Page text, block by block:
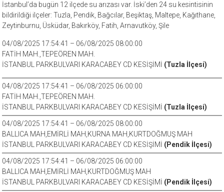
İstanbul’da bugün 12 ilçede su arızası var. İski’den 24 su kesintisinin
bildirildiği ilçeler: Tuzla, Pendik, Bağcılar, Beşiktaş, Maltepe, Kağıthane,
Zeytinburnu, Üsküdar, Bakırköy, Fatih, Arnavutköy, Şile
04/08/2025 17:54:41 – 06/08/2025 08:00:00
FATİH MAH.,TEPEÖREN MAH.
İSTANBUL PARKBULVARI KARACABEY CD KESİŞİMİ (Tuzla İlçesi)
04/08/2025 17:54:41 – 06/08/2025 06:00:00
FATİH MAH.,TEPEÖREN MAH.
İSTANBUL PARKBULVARI KARACABEY CD KESİŞİMİ (Tuzla İlçesi)
04/08/2025 17:54:41 – 06/08/2025 08:00:00
BALLICA MAH,EMİRLİ MAH,KURNA MAH,KURTDOĞMUŞ MAH
İSTANBUL PARKBULVARI KARACABEY CD KESİŞİMİ (Pendik İlçesi)
04/08/2025 17:54:41 – 06/08/2025 06:00:00
BALLICA MAH,EMİRLİ MAH,KURTDOĞMUŞ MAH
İSTANBUL PARKBULVARI KARACABEY CD KESİŞİMİ (Pendik İlçesi)